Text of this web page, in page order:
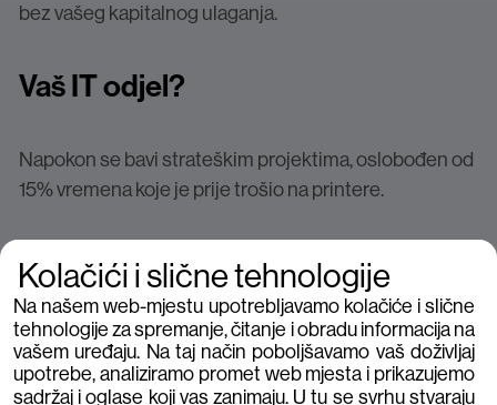
bez vašeg kapitalnog ulaganja.
VašITodjel?
Napokon se bavi strateškim projektima, oslobođen od
15% vremena koje je prije trošio na printere.
Kolačići i slične tehnologije
Na našem web-mjestu upotrebljavamo kolačiće i slične
tehnologije za spremanje, čitanje i obradu informacija na
vašem uređaju. Na taj način poboljšavamo vaš doživljaj
upotrebe, analiziramo promet web mjesta i prikazujemo
sadržaj i oglase koji vas zanimaju. U tu se svrhu stvaraju